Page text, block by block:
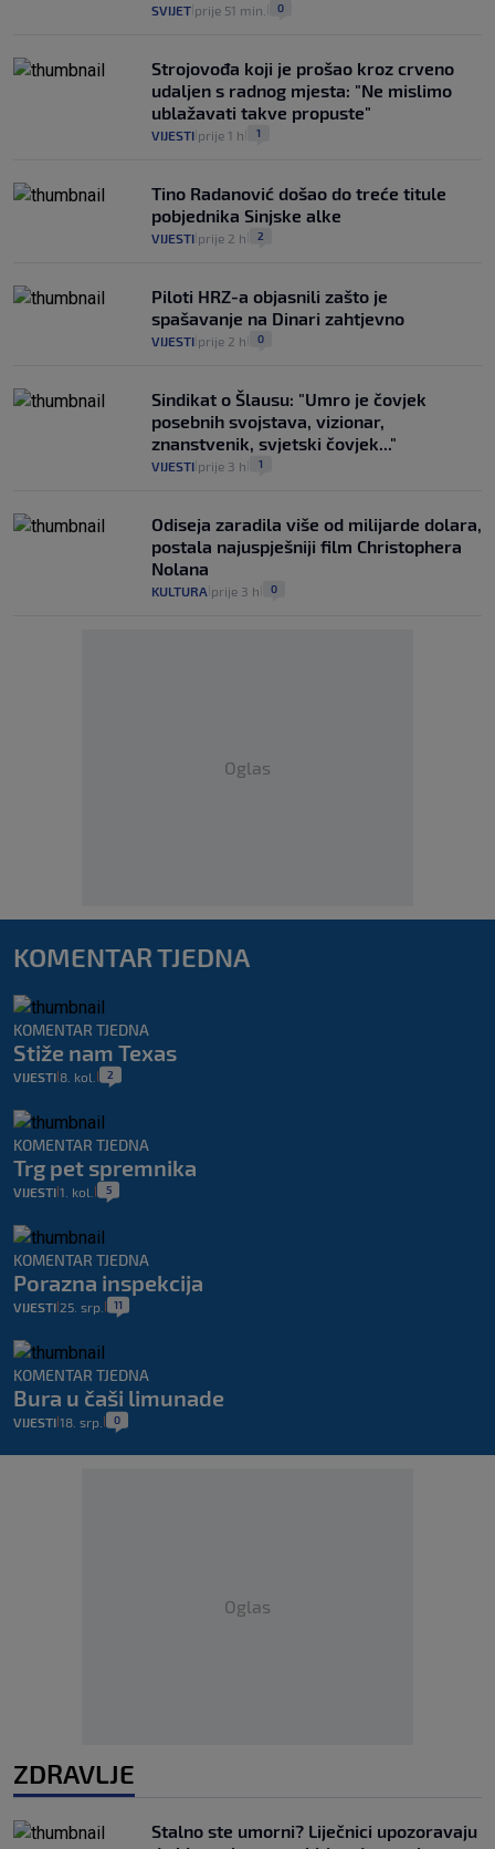
SVIJET prije 51 min. 0
Strojovođa koji je prošao kroz crveno
udaljen s radnog mjesta: "Ne mislimo
ublažavati takve propuste"
VIJESTI prije 1 h 1
Tino Radanović došao do treće titule
pobjednika Sinjske alke
VIJESTI prije 2 h 2
Piloti HRZ-a objasnili zašto je
spašavanje na Dinari zahtjevno
VIJESTI prije 2 h 0
Sindikat o Šlausu: "Umro je čovjek
posebnih svojstava, vizionar,
znanstvenik, svjetski čovjek..."
VIJESTI prije 3 h 1
Odiseja zaradila više od milijarde dolara,
postala najuspješniji film Christophera
Nolana
KULTURA prije 3 h 0
Oglas
KOMENTAR TJEDNA
KOMENTAR TJEDNA
Stiže nam Texas
VIJESTI 8. kol. 2
KOMENTAR TJEDNA
Trg pet spremnika
VIJESTI 1. kol. 5
KOMENTAR TJEDNA
Porazna inspekcija
VIJESTI 25. srp. 11
KOMENTAR TJEDNA
Bura u čaši limunade
VIJESTI 18. srp. 0
Oglas
ZDRAVLJE
Stalno ste umorni? Liječnici upozoravaju